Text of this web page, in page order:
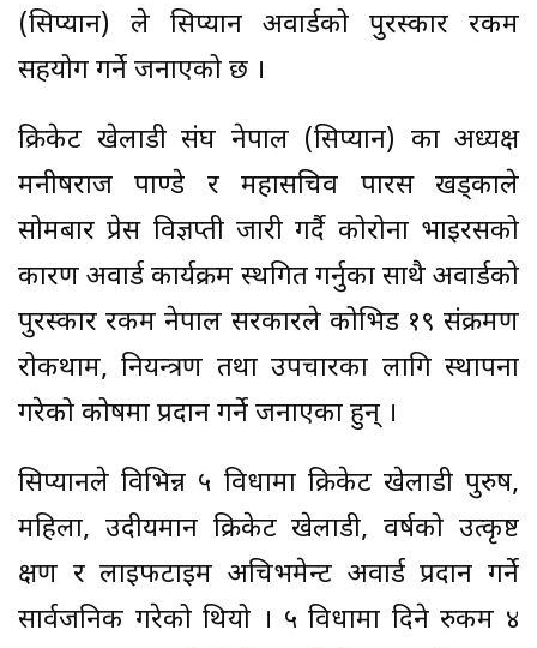
(सिप्यान) ले सिप्यान अवार्डको पुरस्कार रकम
सहयोग गर्ने जनाएको छ ।
क्रिकेट खेलाडी संघ नेपाल (सिप्यान) का अध्यक्ष
मनीषराज पाण्डे र महासचिव पारस खड्काले
सोमबार प्रेस विज्ञप्ती जारी गर्दै कोरोना भाइरसको
कारण अवार्ड कार्यक्रम स्थगित गर्नुका साथै अवार्डको
पुरस्कार रकम नेपाल सरकारले कोभिड १९ संक्रमण
रोकथाम, नियन्त्रण तथा उपचारका लागि स्थापना
गरेको कोषमा प्रदान गर्ने जनाएका हुन् ।
सिप्यानले विभिन्न ५ विधामा क्रिकेट खेलाडी पुरुष,
महिला, उदीयमान क्रिकेट खेलाडी, वर्षको उत्कृष्ट
क्षण र लाइफटाइम अचिभमेन्ट अवार्ड प्रदान गर्ने
सार्वजनिक गरेको थियो । ५ विधामा दिने रुकम ४